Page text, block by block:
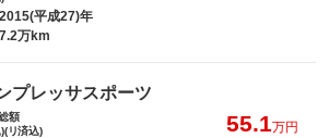
2015(平成27)年
7.2万km
プレッサスポーツ
額
リ済込)
55.1万円